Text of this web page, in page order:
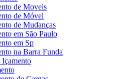
de Moveis
de Móvel
de Mudanças
em São Paulo
em Sp
na Barra Funda
Içamento